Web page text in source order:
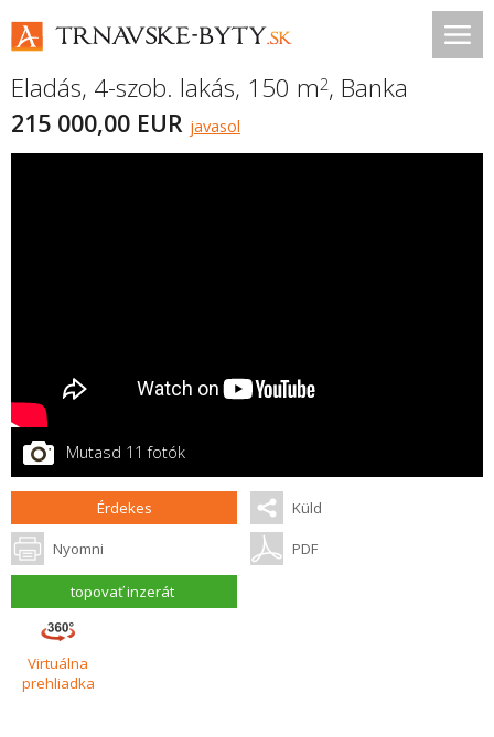
Eladás, 4-szob. lakás, 150 m2, Banka
215 000,00 EUR javasol
Mutasd 11 fotók
Érdekes Küld
Nyomni PDF
topovať inzerát
Virtuálna
prehliadka